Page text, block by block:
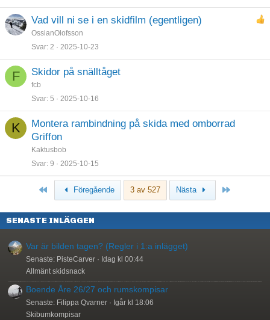
Vad vill ni se i en skidfilm (egentligen)
OssianOlofsson
Svar 2 2025-10-23
F Skidor på snälltåget
fcb
Svar 5 2025-10-16
K
Montera rambindning på skida med omborrad
Griffon
Kaktusbob
Svar 9 2025-10-15
Först Föregående 3 av 527 Nästa
SENASTE INLÄGGEN
Var är bilden tagen? (Regler i 1:a inlägget)
Senaste: PisteCarver
Idag kl 00:44
Allmänt skidsnack
Boende Åre 26/27 och rumskompisar
Senaste: Filippa Qvarner
Igår kl 18:06
Skibumkompisar